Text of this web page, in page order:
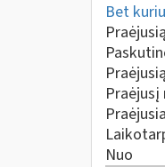
Bet
Praėjusį
Nuo